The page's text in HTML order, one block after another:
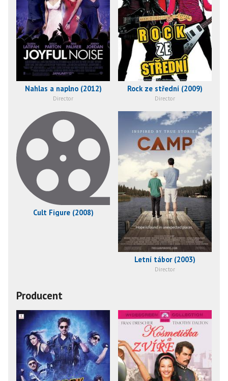
Nahlas a naplno (2012)
Director
Rock ze střední (2009)
Director
Cult Figure (2008)
Letní tábor (2003)
Director
Producent